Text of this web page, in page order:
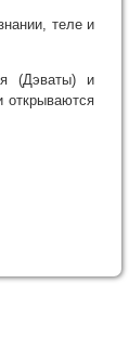
теле и
(Дэваты) и
открываются